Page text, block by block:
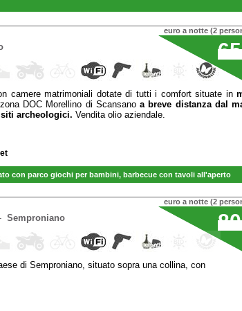
65
euro a notte (2
camere matrimoniali dotate di tutti i comfort situate in
DOC Morellino di Scansanoa breve distanza dal
archeologici. Vendita olio aziendale.
con parco giochi per bambini, barbecue con tavoli all'aperto
80
euro a notte (2
Semproniano
di Semproniano, situato sopra una collina, con